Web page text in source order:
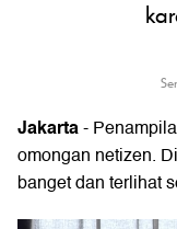
Jakarta-
omongan netizen.
banget dan terlihat